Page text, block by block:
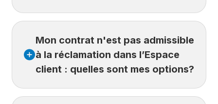
du contrat(la personne qui a acheté
l’assurance et qui peut créer un compte et se
connecter).
Si la réclamation concerne une autre
personne assurée au contrat (ex.assuré(e)
Mon contrat n'est pas admissible
à la réclamation dans l’Espace
client : quelles sont mes options?